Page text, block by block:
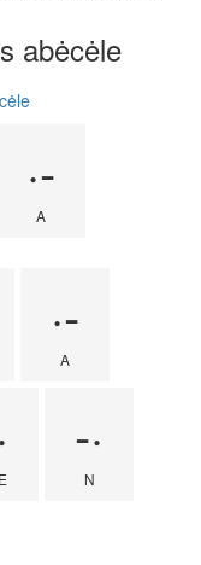
abėcėle
·-
A
·-
A
·
E
-·
N